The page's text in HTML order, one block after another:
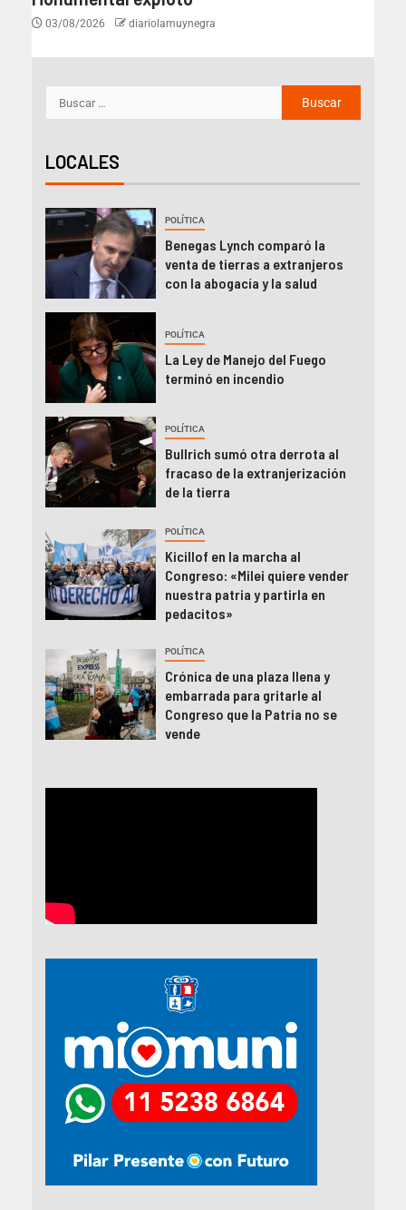
03/08/2026 diariolamuynegra
LOCALES
POLÍTICA
Benegas Lynch comparó la
venta de tierras a extranjeros
con la abogacía y la salud
POLÍTICA
La Ley de Manejo del Fuego
terminó en incendio
POLÍTICA
Bullrich sumó otra derrota al
fracaso de la extranjerización
de la tierra
POLÍTICA
Kicillof en la marcha al
Congreso: «Milei quiere vender
nuestra patria y partirla en
pedacitos»
POLÍTICA
Crónica de una plaza llena y
embarrada para gritarle al
Congreso que la Patria no se
vende